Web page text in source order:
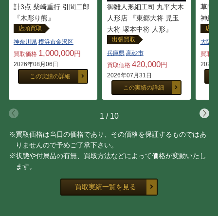
計3点 柴崎重行 引間二郎
『木彫り熊』
店頭買取
神奈川県 横浜市金沢区
買取価格 1,000,000円
2026年08月06日
この実績の詳細
御雛人形細工司 丸平大木
人形店 『東郷大将 児玉
大将 塚本中将 人形』
出張買取
兵庫県 高砂市
買取価格 420,000円
2026年07月31日
この実績の詳細
草間
神経
店
大阪府
買取
2026
1 / 10
※買取価格は当日の価格であり、その価格を保証するものではあ
りませんので予めご了承下さい。
※状態や付属品の有無、買取方法などによって価格が変動いたし
ます。
買取実績一覧を見る